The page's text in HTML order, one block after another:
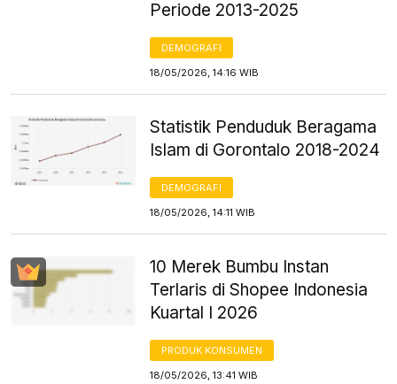
Periode 2013-2025
DEMOGRAFI
18/05/2026, 14:16 WIB
Statistik Penduduk Beragama
Islam di Gorontalo 2018-2024
DEMOGRAFI
18/05/2026, 14:11 WIB
10 Merek Bumbu Instan
Terlaris di Shopee Indonesia
Kuartal I 2026
PRODUK KONSUMEN
18/05/2026, 13:41 WIB